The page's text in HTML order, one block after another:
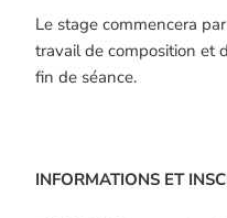
Le stage commencera
travail de composition et
fin de séance.
INFORMATIONS ET